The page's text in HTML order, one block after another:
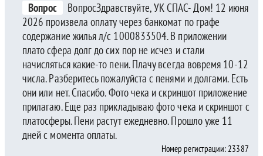
Вопрос
ВопросЗдравствуйте, УК СПАС- Дом! 12 июня
2026 произвела оплату через банкомат по графе
содержание жилья л/с 1000833504. В приложении
плато сфера долг до сих пор не исчез и стали
начисляться какие-то пени. Плачу всегда вовремя 10-12
числа. Разберитесь пожалуйста с пенями и долгами. Есть
они или нет. Спасибо. Фото чека и скриншот приложение
прилагаю. Еще раз прикладываю фото чека и скриншот с
платосферы. Пени растут ежедневно. Прошло уже 11
дней с момента оплаты.
Номер регистрации: 23387